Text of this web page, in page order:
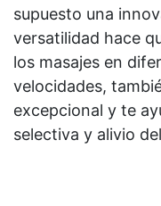
supuesto una
versatilidad hace
los masajes en
velocidades,
excepcional y te
selectiva y alivio